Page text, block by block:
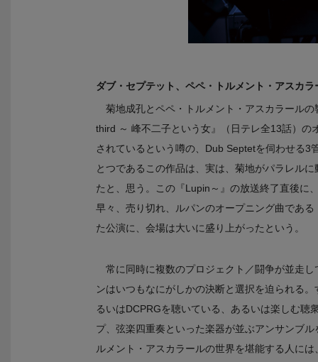
ダブ・セプテット、ペペ・トルメント・アスカ
菊地成孔とペペ・トルメント・アスカラール
third ～ 峰不二子という女』（日テレ全13話）の
されているという噂の、Dub Septetを伺わせる
とつであるこの作品は、実は、菊地がパラレル
たと、思う。この『Lupin～』の放送終了直後に
早々、売り切れ、ルパンのオープニング曲であ
た公演に、会場は大いに盛り上がったという。
常に同時に複数のプロジェクト／闘争が並走
ンはいつもなにがしかの決断と選択を迫られる
るいはDCPRGを聴いている、あるいは楽しむ
プ、弦楽四重奏といった楽器が並ぶアンサンブ
ルメント・アスカラールの世界を堪能する人に